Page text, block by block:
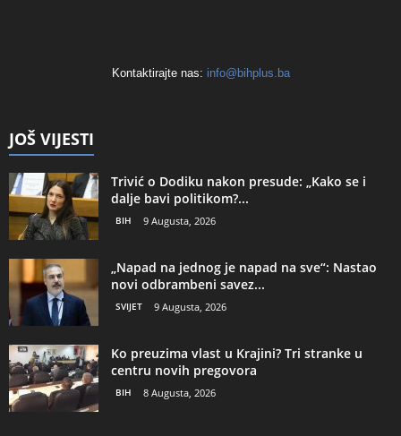
Kontaktirajte nas: info@bihplus.ba
JOŠ VIJESTI
Trivić o Dodiku nakon presude: „Kako se i
dalje bavi politikom?...
BIH 9 Augusta, 2026
„Napad na jednog je napad na sve“: Nastao
novi odbrambeni savez...
SVIJET 9 Augusta, 2026
Ko preuzima vlast u Krajini? Tri stranke u
centru novih pregovora
BIH 8 Augusta, 2026